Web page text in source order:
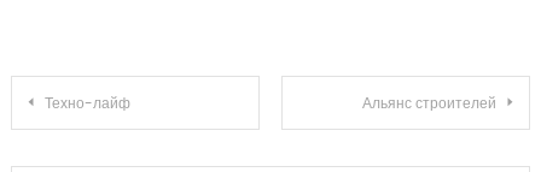
Навигация по записям
Техно-лайф Альянс строителей